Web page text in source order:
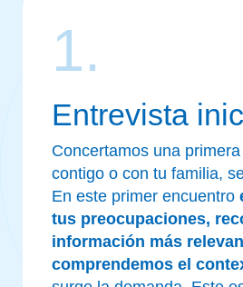
1.
Entrevista
Concertamos una
contigo o con tu familia,
En este primer encuentro
tus preocupaciones,
información más
comprendemos el